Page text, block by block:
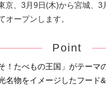
京、3月9日(木)から宮城、3
オープンします。
Point
！たべもの王国」がテーマ
名物をイメージしたフード